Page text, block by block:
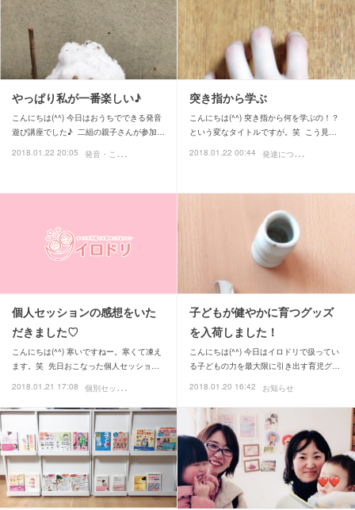
やっぱり私が一番楽しい♪
こんにちは(^^) 今日はおうちでできる発音
遊び講座でした♪ 二組の親子さんが参加…
2018.01.22 20:05
発
音・ことば
突き指から学ぶ
こんにちは(^^) 突き指から何を学ぶの！？
という変なタイトルですが。笑 こう見…
2018.01.22 00:44
発
達について
個人セッションの感想をいた
だきました♡
こんにちは(^^) 寒いですねー。寒くて凍え
ます。笑 先日おこなった個人セッショ…
2018.01.21 17:08
個
別セッション
子どもが健やかに育つグッズ
を入荷しました！
こんにちは(^^) 今日はイロドリで扱ってい
る子どもの力を最大限に引き出す育児グ…
2018.01.20 16:42
お知らせ